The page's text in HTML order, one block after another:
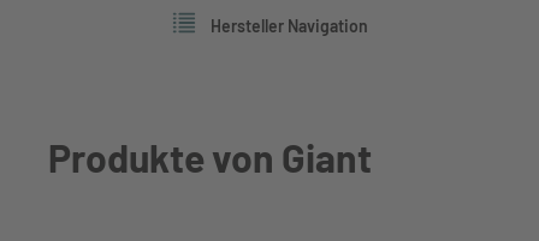
Hersteller Navigation
Produkte von Giant